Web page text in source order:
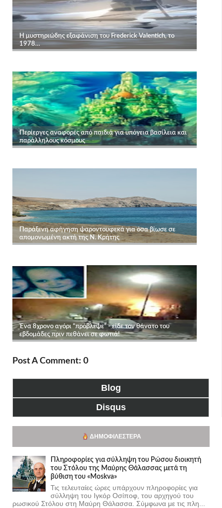
Post A Comment: 0
Blog
Disqus
ΔΗΜΟΦΙΛΈΣΤΕΡΑ
Πληροφορίες για σύλληψη του Ρώσου διοικητή
του Στόλου της Mαύρης Θάλασσας μετά τη
βύθιση του «Moskva»
Τις τελευταίες ώρες υπάρχουν πληροφορίες για
σύλληψη του Ιγκόρ Οσίποφ, του αρχηγού του
ρωσικού Στόλου στη Μαύρη Θάλασσα. Σύμφωνα με τις πλη...